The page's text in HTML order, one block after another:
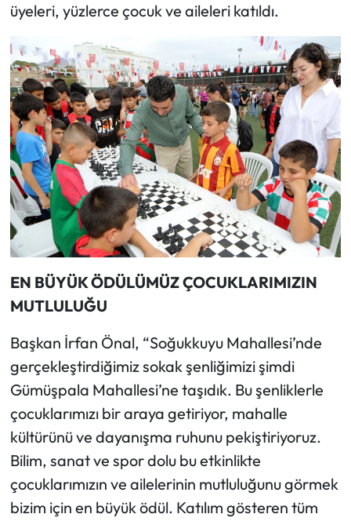
üyeleri, yüzlerce çocuk ve aileleri katıldı.
EN BÜYÜK ÖDÜLÜMÜZ ÇOCUKLARIMIZIN
MUTLULUĞU
Başkan İrfan Önal, “Soğukkuyu Mahallesi’nde
gerçekleştirdiğimiz sokak şenliğimizi şimdi
Gümüşpala Mahallesi’ne taşıdık. Bu şenliklerle
çocuklarımızı bir araya getiriyor, mahalle
kültürünü ve dayanışma ruhunu pekiştiriyoruz.
Bilim, sanat ve spor dolu bu etkinlikte
çocuklarımızın ve ailelerinin mutluluğunu görmek
bizim için en büyük ödül. Katılım gösteren tüm